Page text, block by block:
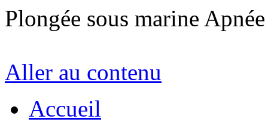
Plongée sous marine
Aller au contenu
Accueil